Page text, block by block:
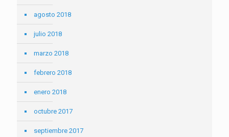
agosto 2018
julio 2018
marzo 2018
febrero 2018
enero 2018
octubre 2017
septiembre 2017